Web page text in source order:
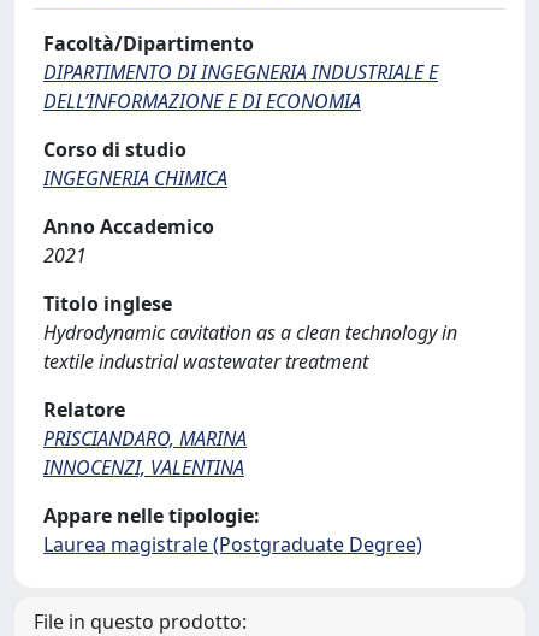
Facoltà/Dipartimento
DIPARTIMENTO DI INGEGNERIA INDUSTRIALE E
DELL’INFORMAZIONE E DI ECONOMIA
Corso di studio
INGEGNERIA CHIMICA
Anno Accademico
2021
Titolo inglese
Hydrodynamic cavitation as a clean technology in
textile industrial wastewater treatment
Relatore
PRISCIANDARO, MARINA
INNOCENZI, VALENTINA
Appare nelle tipologie:
Laurea magistrale (Postgraduate Degree)
File in questo prodotto: